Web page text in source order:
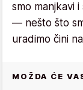
smo manjkavi
— nešto što
uradimo čini
MOŽDA ĆE